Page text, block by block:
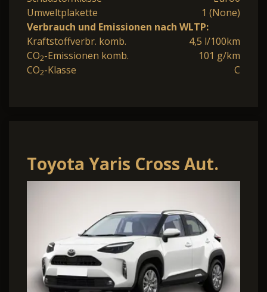
Umweltplakette
1 (None)
Verbrauch und Emissionen nach WLTP:
Kraftstoffverbr. komb.
4,5 l/100km
CO2-Emissionen komb.
101 g/km
CO2-Klasse C
Toyota Yaris Cross Aut.
Kam Sitzhz. ACC 16"